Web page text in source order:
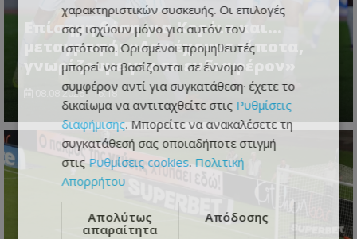
Επίσημη θέση για Κορέια και...
μεταγραφή: «Δεν έχουμε τίποτα,
γνωρίζουμε για το ενδιαφέρον»
08.08.2026 - 16:18
χαρακτηριστικών συσκευής. Οι επιλογές
σας ισχύουν μόνο για αυτόν τον
ιστότοπο. Ορισμένοι προμηθευτές
μπορεί να βασίζονται σε έννομο
συμφέρον αντί για συγκατάθεση· έχετε το
δικαίωμα να αντιταχθείτε στις Ρυθμίσεις
διαφήμισης. Μπορείτε να ανακαλέσετε τη
συγκατάθεσή σας οποιαδήποτε στιγμή
στις Ρυθμίσεις cookies. Πολιτική
Απορρήτου
Απολύτως
απαραίτητα
Απόδοσης